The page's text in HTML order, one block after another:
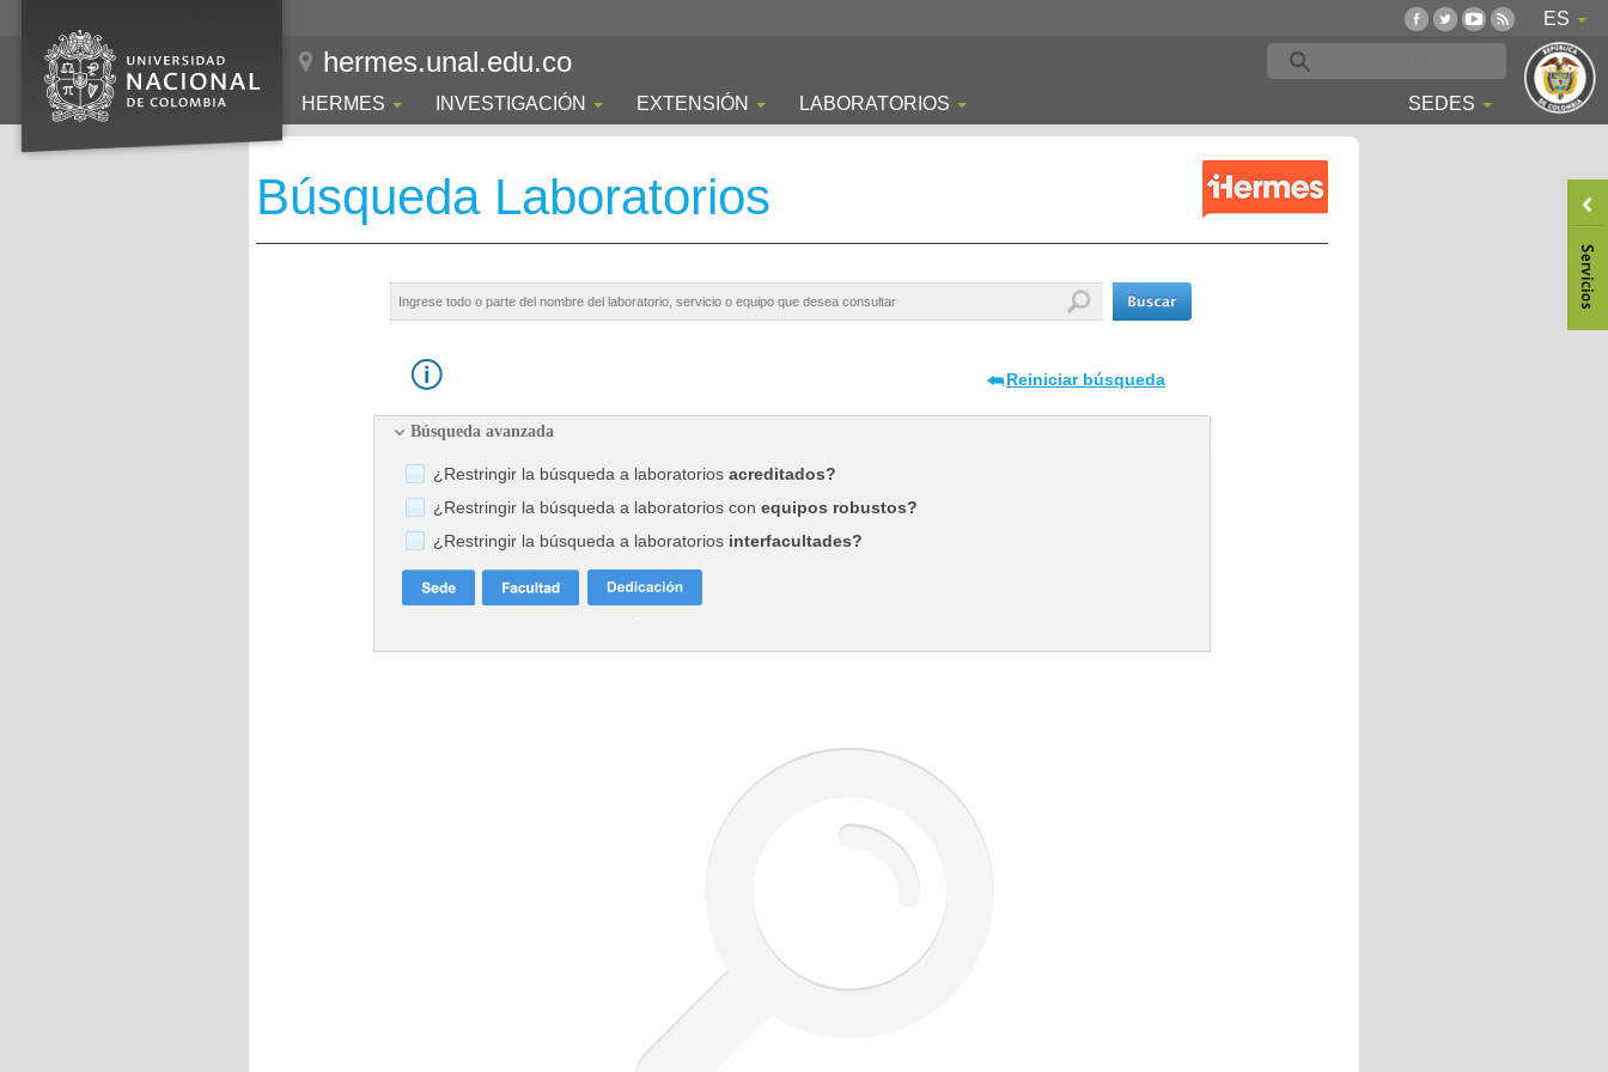
ES
hermes.unal.edu.co
HERMES INVESTIGACIÓN EXTENSIÓN LABORATORIOS SEDES
Búsqueda Laboratorios
Reiniciar búsqueda
Búsqueda avanzada
¿Restringir la búsqueda a laboratorios acreditados?
¿Restringir la búsqueda a laboratorios con equipos robustos?
¿Restringir la búsqueda a laboratorios interfacultades?